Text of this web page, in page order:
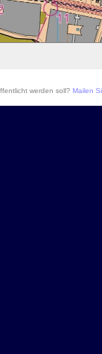
werden soll? Mailen